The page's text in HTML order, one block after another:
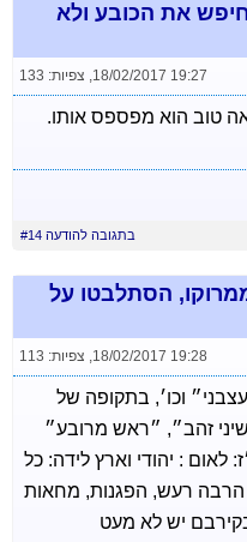
את הכובע ולא
18/02/2017 19:27
, צפיות: 133
טוב הוא מפספס אותו.
בתגובה להודעה #14
הסתלבטו על
18/02/2017 19:28
, צפיות: 113
וכו׳, בתקופה של
זהב״, ״ראש מרובע״
לאום : יהודי וארץ לידה: כל
הרבה רעש, הפגנות, מחאות
יש לא מעט